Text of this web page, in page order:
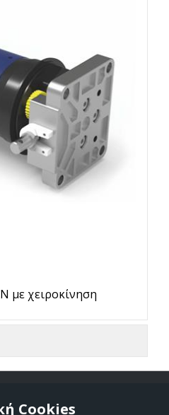
με χειροκίνηση
Cookies